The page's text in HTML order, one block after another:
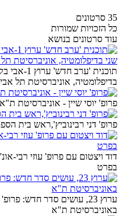
35 סרטונים
כל הזכויות שמורות
עוד סרטונים בנושא
תוכנית
בדיפלומטיה, אוניברסיטת תל
פרופ' יוסי שיין - אוניברסיטת
פרופ' דני רבינוביץ',ראש בית
דוד ויצטום עם פרופ' עוזי רבי-
בפרט
ערוץ 23, עושים סדר חדש:
באוניברסיטת ת"א